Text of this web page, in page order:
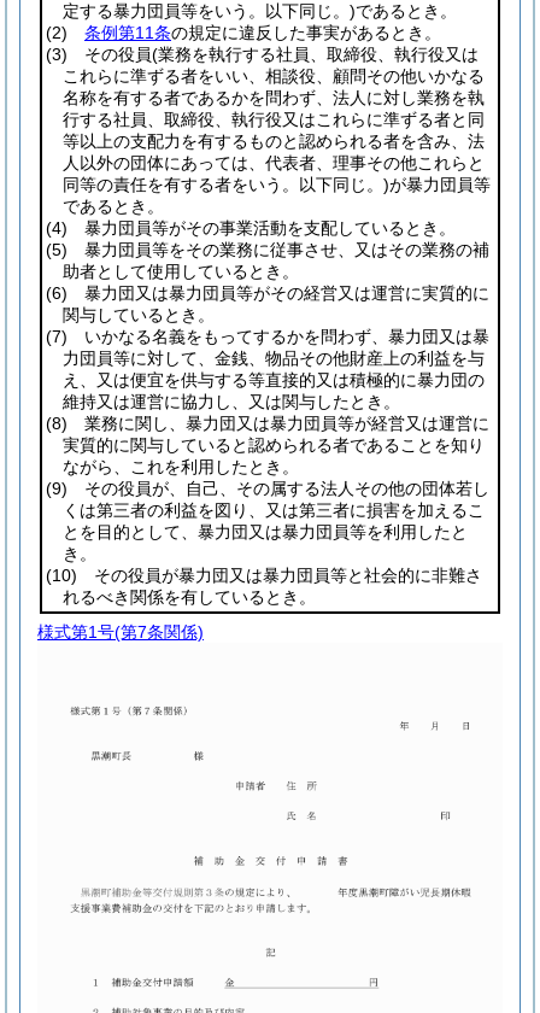
定する暴力団員等をいう。以下同じ。)であるとき。
(2)
条例第11条の規定に違反した事実があるとき。
(3) その役員(業務を執行する社員、取締役、執行役又は
これらに準ずる者をいい、相談役、顧問その他いかなる
名称を有する者であるかを問わず、法人に対し業務を執
行する社員、取締役、執行役又はこれらに準ずる者と同
等以上の支配力を有するものと認められる者を含み、法
人以外の団体にあっては、代表者、理事その他これらと
同等の責任を有する者をいう。以下同じ。)が暴力団員等
であるとき。
(4) 暴力団員等がその事業活動を支配しているとき。
(5) 暴力団員等をその業務に従事させ、又はその業務の補
助者として使用しているとき。
(6) 暴力団又は暴力団員等がその経営又は運営に実質的に
関与しているとき。
(7) いかなる名義をもってするかを問わず、暴力団又は暴
力団員等に対して、金銭、物品その他財産上の利益を与
え、又は便宜を供与する等直接的又は積極的に暴力団の
維持又は運営に協力し、又は関与したとき。
(8) 業務に関し、暴力団又は暴力団員等が経営又は運営に
実質的に関与していると認められる者であることを知り
ながら、これを利用したとき。
(9) その役員が、自己、その属する法人その他の団体若し
くは第三者の利益を図り、又は第三者に損害を加えるこ
とを目的として、暴力団又は暴力団員等を利用したと
き。
(10) その役員が暴力団又は暴力団員等と社会的に非難さ
れるべき関係を有しているとき。
様式第1号(第7条関係)